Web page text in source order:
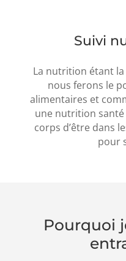
Suivi
La nutrition étant
nous ferons le
alimentaires et
une nutrition
corps d’être dans
pour
Pourquoi